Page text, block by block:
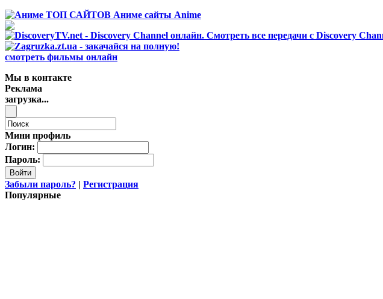
смотреть фильмы онлайн
Мы в контакте
Реклама
загрузка...
Мини профиль
Логин:
Пароль:
Войти
Забыли пароль? | Регистрация
Популярные